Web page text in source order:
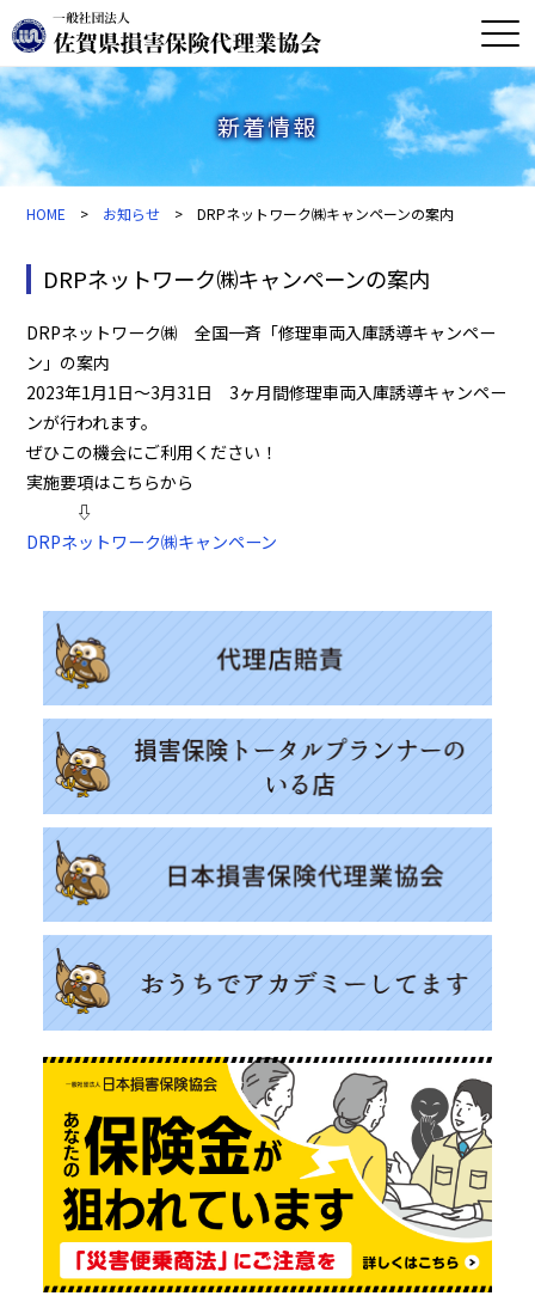
新着情報
HOME > お知らせ > DRPネットワーク㈱キャンペーンの案内
DRPネットワーク㈱キャンペーンの案内
DRPネットワーク㈱ 全国一斉「修理車両入庫誘導キャンペー
ン」の案内
2023年1月1日～3月31日 3ヶ月間修理車両入庫誘導キャンペー
ンが行われます。
ぜひこの機会にご利用ください！
実施要項はこちらから
⇩
DRPネットワーク㈱キャンペーン